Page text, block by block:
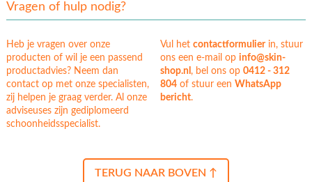
Vragen of hulp nodig?
Heb je vragen over onze
producten of wil je een passend
productadvies? Neem dan
contact op met onze specialisten,
zij helpen je graag verder. Al onze
adviseuses zijn gediplomeerd
schoonheidsspecialist.
Vul hetcontactformulierin, stuur
ons een e-mail op info@skin-
shop.nl, bel ons op0412 - 312
804 of stuur eenWhatsApp
bericht.
TERUG NAAR BOVEN ↑